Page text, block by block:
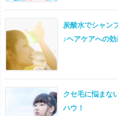
炭酸水でシャン
♪ヘアケアへの
クセ毛に悩まな
ハウ！